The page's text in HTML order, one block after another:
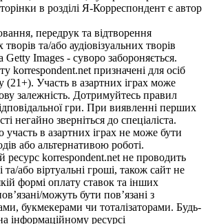
в розділі Я-Корреспондент є автор
передрук та відтворення
та/або аудіовізуальних творів
Getty Images - суворо забороняється.
korrespondent.net призначені для осіб
(21+). Участь в азартних іграх може
залежність. Дотримуйтесь правил
гри. При виявленні перших
негайно зверніться до спеціаліста.
в азартних іграх не може бути
або альтернативою роботі.
ресурс korrespondent.net не проводить
та/або віртуальні гроші, також сайт не
формі оплату ставок та інших
можуть бути пов’язані з
букмекерами чи тоталізаторами. Будь-
інформаційному ресурсі